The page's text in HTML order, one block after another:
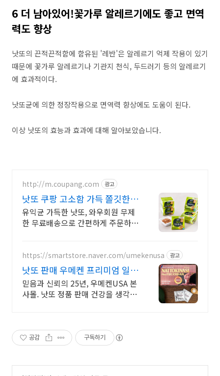
6 더 남아있어!꽃가루 알레르기에도 좋고 면역
력도 향상
낫또의 끈적끈적함에 함유된 '레반'은 알레르기 억제 작용이 있기
때문에 꽃가루 알레르기나 기관지 천식, 두드러기 등의 알레르기
에 효과적이다.
낫또균에 의한 정장작용으로 면역력 향상에도 도움이 된다.
이상 낫또의 효능과 효과에 대해 알아보았습니다.
http://m.coupang.com 광고
낫또 쿠팡 고소함 가득 쫄깃한
식감
유익균 가득한 낫또, 와우회원 무제
한 무료배송으로 간편하게 주문하세
https://smartstore.naver.com/umekenusa 광고
낫또 판매 우메켄 프리미엄 일본
건강식품
믿음과 신뢰의 25년, 우메켄USA 본
사몰. 낫또 정품 판매 건강을 생각할
공감 구독하기